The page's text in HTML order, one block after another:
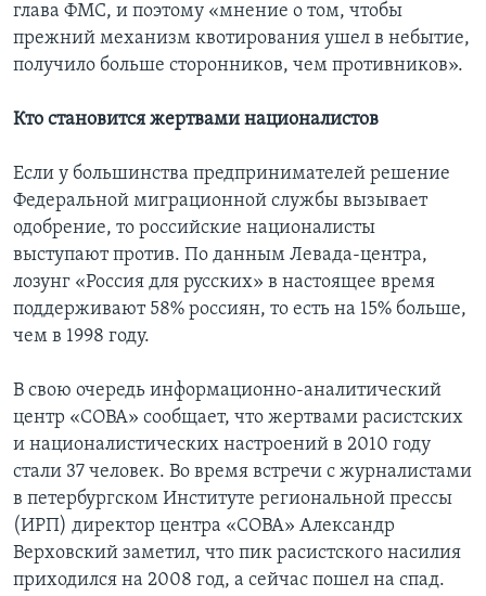
глава ФМС, и поэтому «мнение о том, чтобы
прежний механизм квотирования ушел в небытие,
получило больше сторонников, чем противников».
Кто становится жертвами националистов
Если у большинства предпринимателей решение
Федеральной миграционной службы вызывает
одобрение, то российские националисты
выступают против. По данным Левада-центра,
лозунг «Россия для русских» в настоящее время
поддерживают 58% россиян, то есть на 15% больше,
чем в 1998 году.
В свою очередь информационно-аналитический
центр «СОВА» сообщает, что жертвами расистских
и националистических настроений в 2010 году
стали 37 человек. Во время встречи с журналистами
в петербургском Институте региональной прессы
(ИРП) директор центра «СОВА» Александр
Верховский заметил, что пик расистского насилия
приходился на 2008 год, а сейчас пошел на спад.